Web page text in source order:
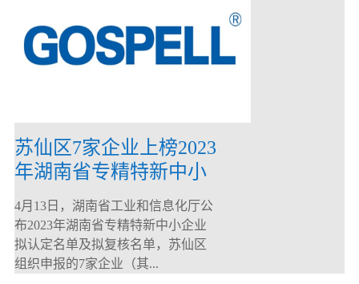
苏仙区7家企业上榜2023
年湖南省专精特新中小
企业
4月13日，湖南省工业和信息化厅公
布2023年湖南省专精特新中小企业
拟认定名单及拟复核名单，苏仙区
组织申报的7家企业（其...